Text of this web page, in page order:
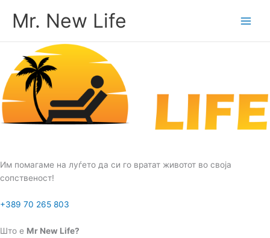
Mr. New Life
Им помагаме на луѓето да си го вратат животот во своја
сопственост!
+389 70 265 803
Што е Mr New Life?